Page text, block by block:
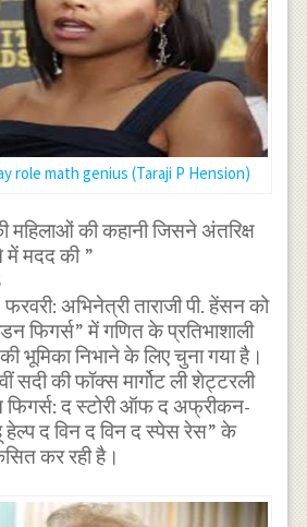
role math genius (Taraji P Hension)
महिलाओं की कहानी जिसने अंतरिक्ष
में मदद की ”
अभिनेत्री ताराजी पी. हेंसन को
फिगर्स” में गणित के प्रतिभाशाली
भूमिका निभाने के लिए चुना गया है।
सदी की फॉक्स मार्गोट ली शेट्टरली
फिगर्स: द स्टोरी ऑफ द अफ्रीकन-
द विन द विन द स्पेस रेस” के
कर रही है।